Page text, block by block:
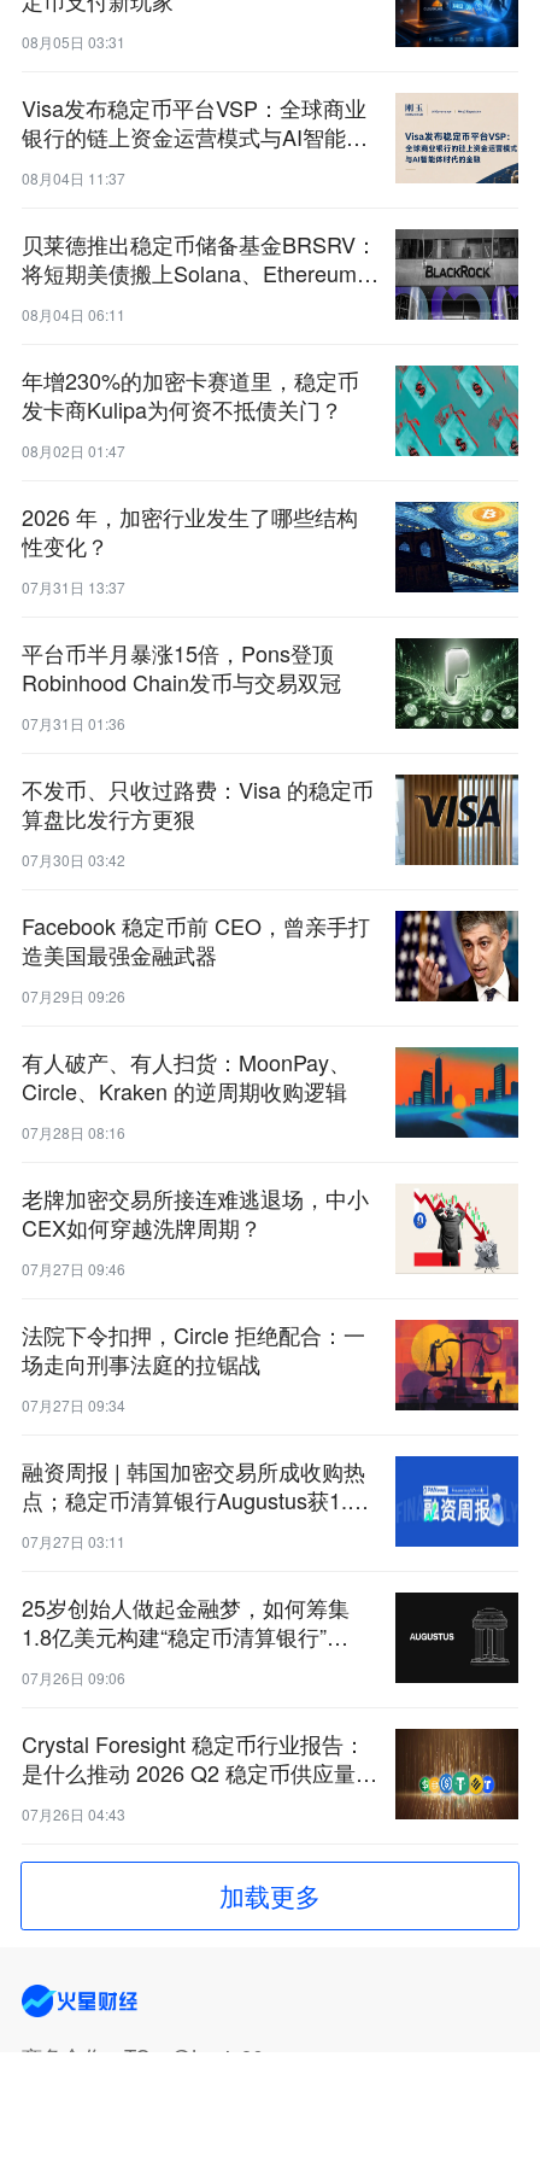
08月05日 03:31
Visa发布稳定币平台VSP：全球商业
银行的链上资金运营模式与AI智能体
时代的金融
08月04日 11:37
贝莱德推出稳定币储备基金BRSRV：
将短期美债搬上Solana、Ethereum与
Tempo
08月04日 06:11
年增230%的加密卡赛道里，稳定币
发卡商Kulipa为何资不抵债关门？
08月02日 01:47
2026 年，加密行业发生了哪些结构
性变化？
07月31日 13:37
平台币半月暴涨15倍，Pons登顶
Robinhood Chain发币与交易双冠
07月31日 01:36
不发币、只收过路费：Visa 的稳定币
算盘比发行方更狠
07月30日 03:42
Facebook 稳定币前 CEO，曾亲手打
造美国最强金融武器
07月29日 09:26
有人破产、有人扫货：MoonPay、
Circle、Kraken 的逆周期收购逻辑
07月28日 08:16
老牌加密交易所接连难逃退场，中小
CEX如何穿越洗牌周期？
07月27日 09:46
法院下令扣押，Circle 拒绝配合：一
场走向刑事法庭的拉锯战
07月27日 09:34
融资周报 | 韩国加密交易所成收购热
点；稳定币清算银行Augustus获1.8
亿美元融资
07月27日 03:11
25岁创始人做起金融梦，如何筹集
1.8亿美元构建“稳定币清算银行”
Augustus
07月26日 09:06
Crystal Foresight 稳定币行业报告：
是什么推动 2026 Q2 稳定币供应量下
降
07月26日 04:43
加载更多
商务合作
：TG：@Lottie96